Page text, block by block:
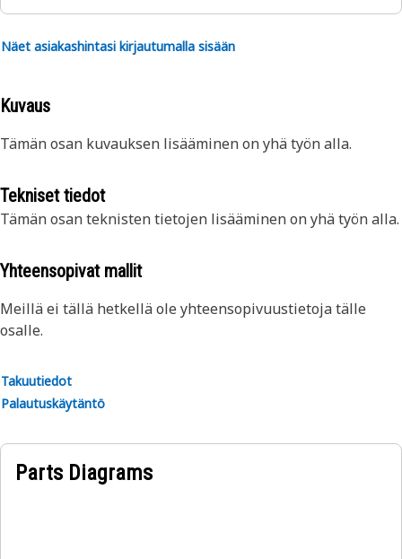
Näet asiakashintasi kirjautumalla sisään
Kuvaus
Tämän osan kuvauksen lisääminen on yhä työn alla.
Tekniset tiedot
Tämän osan teknisten tietojen lisääminen on yhä työn alla.
Yhteensopivat mallit
Meillä ei tällä hetkellä ole yhteensopivuustietoja tälle
osalle.
Takuutiedot
Palautuskäytäntö
Parts Diagrams